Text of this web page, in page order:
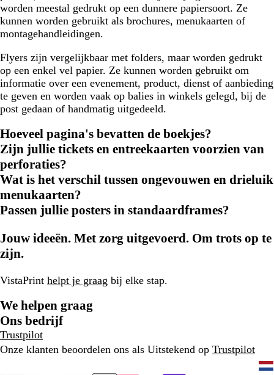
worden meestal gedrukt op een dunnere papiersoort. Ze
kunnen worden gebruikt als brochures, menukaarten of
montagehandleidingen.
Flyers zijn vergelijkbaar met folders, maar worden gedrukt
op een enkel vel papier. Ze kunnen worden gebruikt om
informatie over een evenement, product, dienst of aanbieding
te geven en worden vaak op balies in winkels gelegd, bij de
post gedaan of handmatig uitgedeeld.
Hoeveel pagina's bevatten de boekjes?
Zijn jullie tickets en entreekaarten voorzien van
perforaties?
Wat is het verschil tussen ongevouwen en drieluik
menukaarten?
Passen jullie posters in standaardframes?
Jouw ideeën. Met zorg uitgevoerd. Om trots op te
zijn.
VistaPrint helpt je graag bij elke stap.
We helpen graag
Ons bedrijf
Trustpilot
Onze klanten beoordelen ons als Uitstekend op Trustpilot